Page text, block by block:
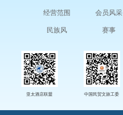
经营范围
会员风采
民族风
赛事
亚太酒店联盟 中国民贸文旅工委